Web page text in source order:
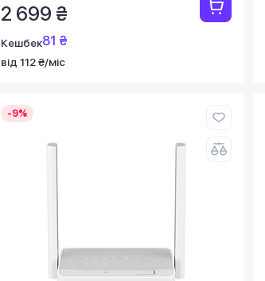
2 699 ₴
Кешбек81 ₴
від 112 ₴/міс
-9%